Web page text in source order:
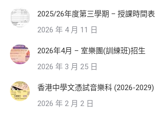
2025/26年度第三學期 – 授課時間表
2026 年 4 月 11 日
2026年4月 – 室樂團(訓練班)招生
2026 年 3 月 25 日
香港中學文憑試音樂科 (2026-2029)
2026 年 2 月 2 日